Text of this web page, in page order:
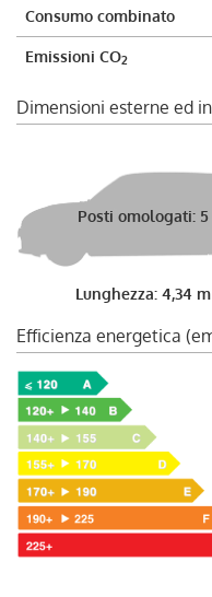
Consumo combinato
Emissioni CO2
Dimensioni esterne ed
Posti omologati: 5
Lunghezza: 4,34 m
Efficienza energetica